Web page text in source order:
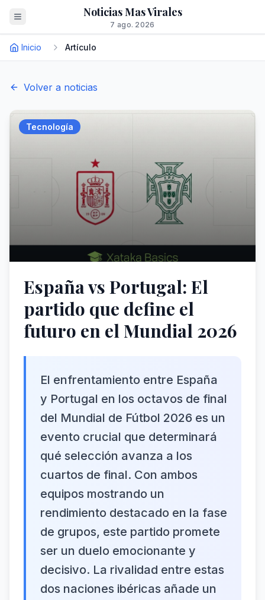
Noticias Mas Virales
7 ago. 2026
Inicio Artículo
Volver a noticias
Tecnología
España vs Portugal: El
partido que define el
futuro en el Mundial 2026
El enfrentamiento entre España
y Portugal en los octavos de final
del Mundial de Fútbol 2026 es un
evento crucial que determinará
qué selección avanza a los
cuartos de final. Con ambos
equipos mostrando un
rendimiento destacado en la fase
de grupos, este partido promete
ser un duelo emocionante y
decisivo. La rivalidad entre estas
dos naciones ibéricas añade un